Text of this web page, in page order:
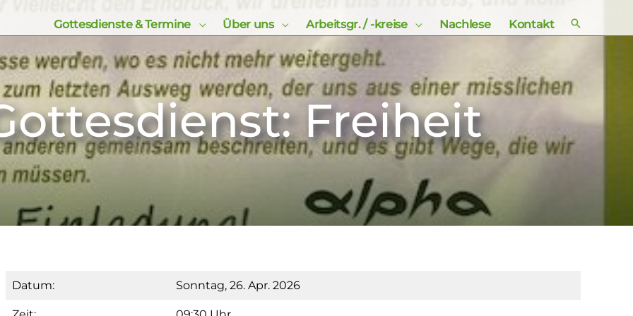
Gottesdienste & Termine Über uns Arbeitsgr. / -kreise Nachlese Kontakt
Freiheit
Datum: Sonntag, 26. Apr. 2026